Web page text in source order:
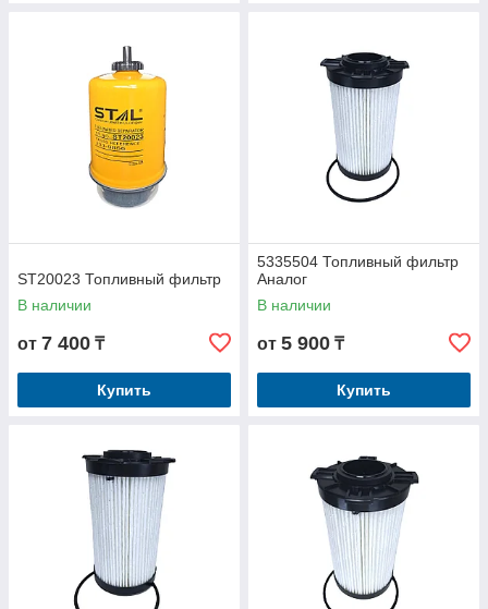
ST20023 Топливный фильтр
В наличии
от 7 400 ₸
Купить
5335504 Топливный фильтр
Аналог
В наличии
от 5 900 ₸
Купить